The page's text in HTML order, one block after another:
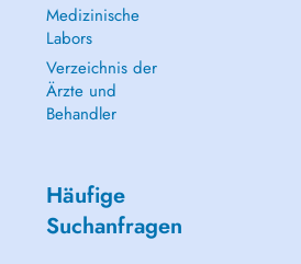
Medizinische
Labors
Verzeichnis der
Ärzte und
Behandler
Häufige
Suchanfragen